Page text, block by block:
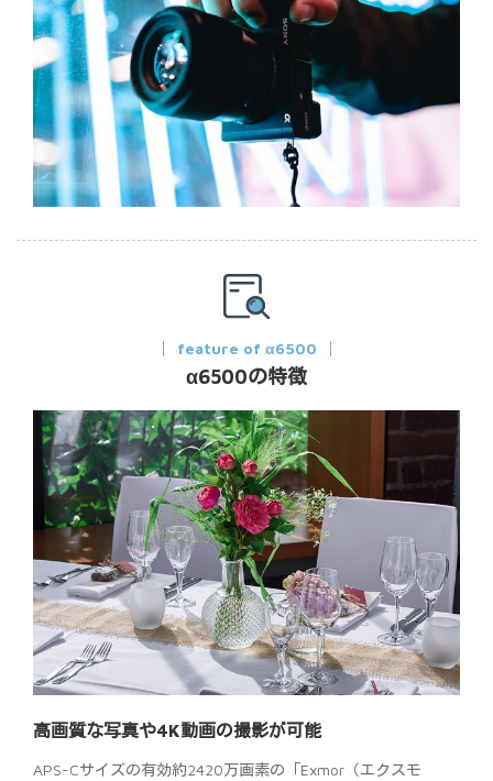
feature of α6500
α6500の特徴
高画質な写真や4K動画の撮影が可能
APS-Cサイズの有効約2420万画素の「Exmor（エクスモ